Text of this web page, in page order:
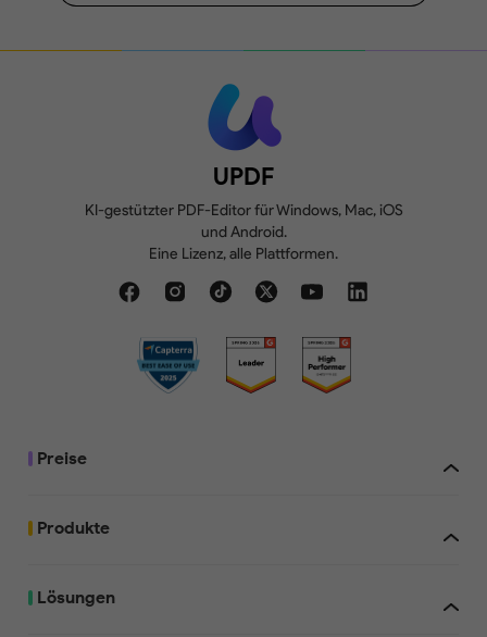
UPDF
KI-gestützter PDF-Editor für Windows, Mac, iOS
und Android.
Eine Lizenz, alle Plattformen.
Preise
Produkte
Lösungen